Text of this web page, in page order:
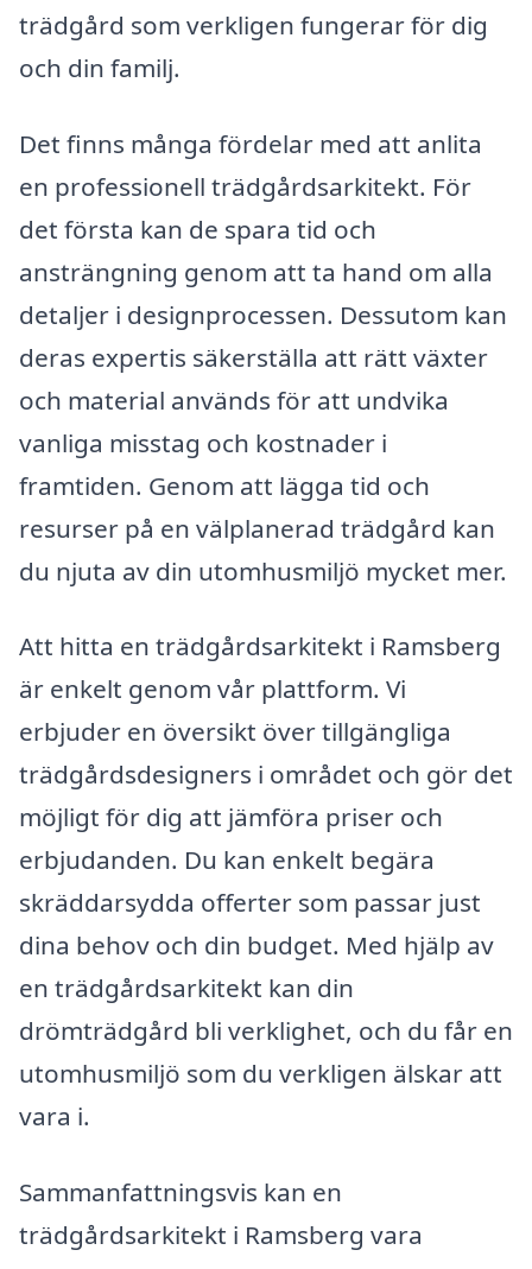
trädgård som verkligen fungerar för dig
och din familj.
Det finns många fördelar med att anlita
en professionell trädgårdsarkitekt. För
det första kan de spara tid och
ansträngning genom att ta hand om alla
detaljer i designprocessen. Dessutom kan
deras expertis säkerställa att rätt växter
och material används för att undvika
vanliga misstag och kostnader i
framtiden. Genom att lägga tid och
resurser på en välplanerad trädgård kan
du njuta av din utomhusmiljö mycket mer.
Att hitta en trädgårdsarkitekt i Ramsberg
är enkelt genom vår plattform. Vi
erbjuder en översikt över tillgängliga
trädgårdsdesigners i området och gör det
möjligt för dig att jämföra priser och
erbjudanden. Du kan enkelt begära
skräddarsydda offerter som passar just
dina behov och din budget. Med hjälp av
en trädgårdsarkitekt kan din
drömträdgård bli verklighet, och du får en
utomhusmiljö som du verkligen älskar att
vara i.
Sammanfattningsvis kan en
trädgårdsarkitekt i Ramsberg vara